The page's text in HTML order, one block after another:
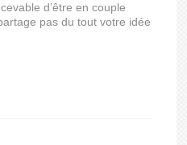
d’être en couple
pas du tout votre idée